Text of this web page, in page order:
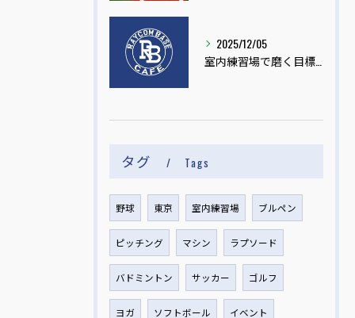
2025/12/05
タグ Tags
野球 東京 室内練習場 ブルペン
ピッチング マシン ラプソード
バドミントン サッカー ゴルフ
ヨガ ソフトボール イベント